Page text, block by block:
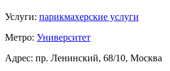
Услуги: парикмахерские услуги
Метро: Университет
Адрес: пр. Ленинский, 68/10, Москва